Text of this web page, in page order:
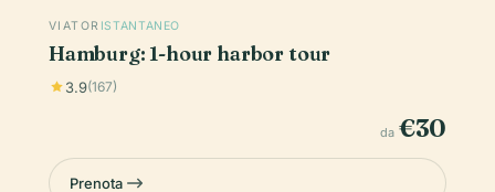
VIATOR ISTANTANEO
Hamburg: 1-hour harbor tour
3.9(167)
da €30
Prenota